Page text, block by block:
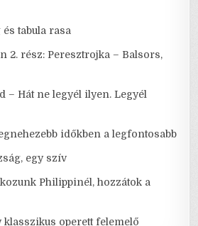
tabula rasa
2. rész: Peresztrojka – Balsors,
– Hát ne legyél ilyen. Legyél
időkben a legfontosabb
egy szív
Philippinél, hozzátok a
operett felemelő